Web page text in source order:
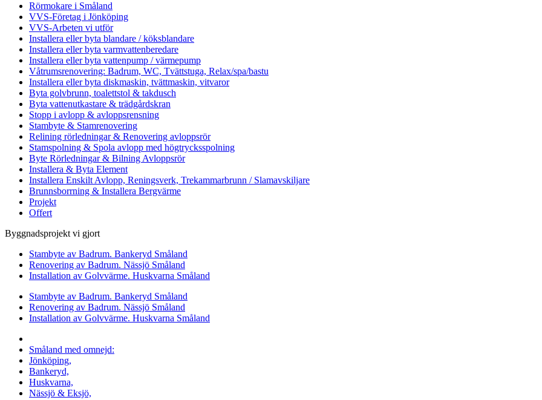
Rörmokare i Småland
VVS-Företag i Jönköping
VVS-Arbeten vi utför
Installera eller byta blandare / köksblandare
Installera eller byta varmvattenberedare
Installera eller byta vattenpump / värmepump
Våtrumsrenovering: Badrum, WC, Tvättstuga, Relax/spa/bastu
Installera eller byta diskmaskin, tvättmaskin, vitvaror
Byta golvbrunn, toalettstol & takdusch
Byta vattenutkastare & trädgårdskran
Stopp i avlopp & avloppsrensning
Stambyte & Stamrenovering
Relining rörledningar & Renovering avloppsrör
Stamspolning & Spola avlopp med högtrycksspolning
Byte Rörledningar & Bilning Avloppsrör
Installera & Byta Element
Installera Enskilt Avlopp, Reningsverk, Trekammarbrunn / Slamavskiljare
Brunnsborrning & Installera Bergvärme
Projekt
Offert
Byggnadsprojekt vi gjort
Stambyte av Badrum. Bankeryd Småland
Renovering av Badrum. Nässjö Småland
Installation av Golvvärme. Huskvarna Småland
Stambyte av Badrum. Bankeryd Småland
Renovering av Badrum. Nässjö Småland
Installation av Golvvärme. Huskvarna Småland
Småland med omnejd:
Jönköping,
Bankeryd,
Huskvarna,
Nässjö & Eksjö,